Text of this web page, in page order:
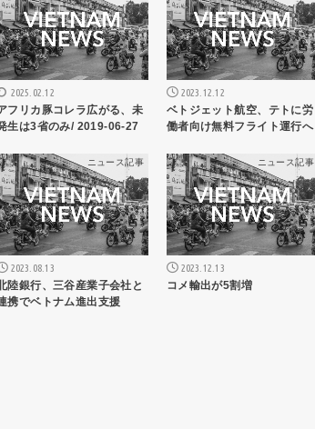
2025.02.12
フリカ豚コレラ広がる、未
生は3省のみ/ 2019-06-27
2023.12.12
ベトジェット航空、テトに労
働者向け無料フライト運行へ
ニュース記事
2023.08.13
陸銀行、三谷産業子会社と
携でベトナム進出支援
ニュース記事
2023.12.13
コメ輸出が5割増